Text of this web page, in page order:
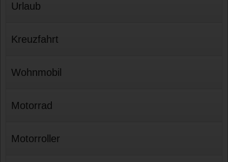
Urlaub
Kreuzfahrt
Wohnmobil
Motorrad
Motorroller